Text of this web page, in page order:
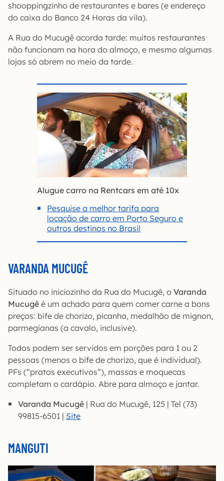
shooppingzinho de restaurantes e bares (e endereço
do caixa do Banco 24 Horas da vila).
A Rua do Mucugê acorda tarde: muitos restaurantes
não funcionam na hora do almoço, e mesmo algumas
lojas só abrem no meio da tarde.
Alugue carro na Rentcars em até 10x
Pesquise a melhor tarifa para
locação de carro em Porto Seguro e
outros destinos no Brasil
VARANDA MUCUGÊ
Situado no iniciozinho da Rua do Mucugê, o Varanda
Mucugê é um achado para quem comer carne a bons
preços: bife de chorizo, picanha, medalhão de mignon,
parmegianas (a cavalo, inclusive).
Todos podem ser servidos em porções para 1 ou 2
pessoas (menos o bife de chorizo, que é individual).
PFs (“pratos executivos”), massas e moquecas
completam o cardápio. Abre para almoço e jantar.
Varanda Mucugê | Rua do Mucugê, 125 | Tel (73)
99815-6501 | Site
MANGUTI